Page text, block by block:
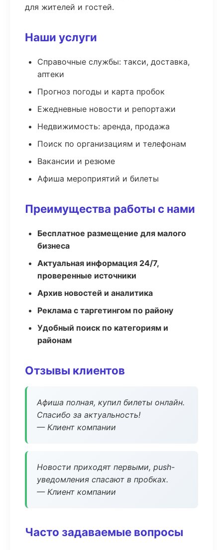
для жителей и гостей.
Наши услуги
Справочные службы: такси, доставка,
аптеки
Прогноз погоды и карта пробок
Ежедневные новости и репортажи
Недвижимость: аренда, продажа
Поиск по организациям и телефонам
Вакансии и резюме
Афиша мероприятий и билеты
Преимущества работы с нами
Бесплатное размещение для малого
бизнеса
Актуальная информация 24/7,
проверенные источники
Архив новостей и аналитика
Реклама с таргетингом по району
Удобный поиск по категориям и
районам
Отзывы клиентов
Афиша полная, купил билеты онлайн.
Спасибо за актуальность!
— Клиент компании
Новости приходят первыми, push-
уведомления спасают в пробках.
— Клиент компании
Часто задаваемые вопросы